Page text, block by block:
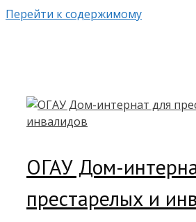
Перейти к содержимому
ОГАУ Дом-
престарелых и